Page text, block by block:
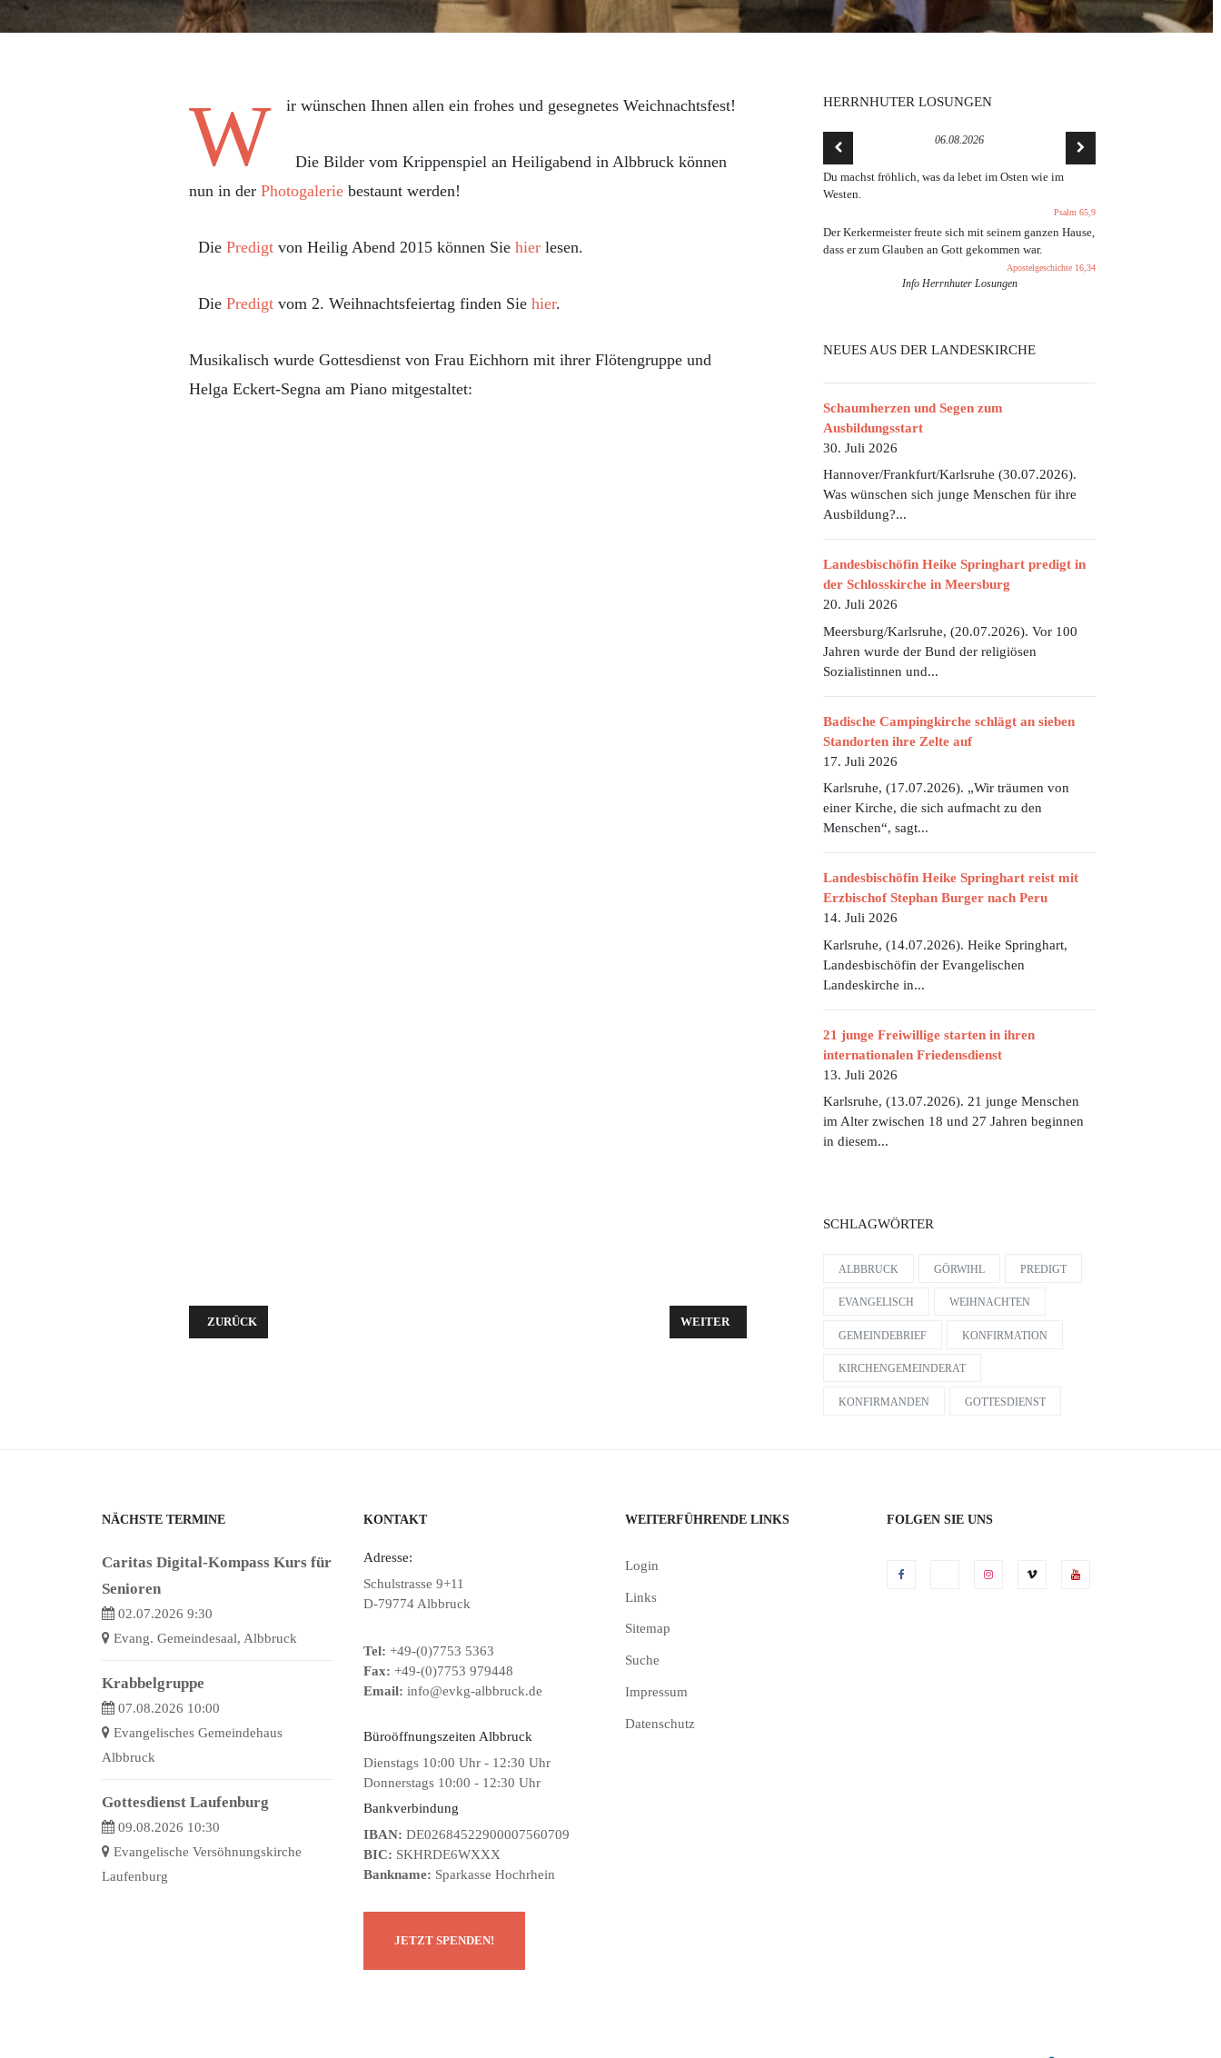
W ir wünschen Ihnen allen ein frohes und gesegnetes Weichnachtsfest!
Die Bilder vom Krippenspiel an Heiligabend in Albbruck können
nun in der Photogalerie bestaunt werden!
Die Predigt von Heilig Abend 2015 können Sie hier lesen.
Die Predigt vom 2. Weihnachtsfeiertag finden Sie hier.
Musikalisch wurde Gottesdienst von Frau Eichhorn mit ihrer Flötengruppe und
Helga Eckert-Segna am Piano mitgestaltet:
VORHERIGER BEITRAG: KINDERGOTTESDIENST IN GÖRWIHL AM 10. JANUAR 2016
ZURÜCK NÄCHSTER BEITRAG: BERICHT VOM FAMILIENGOTTESDIENST AM 2. ADVENTSSONNTAG
WEITER
HERRNHUTER LOSUNGEN
06.08.2026
Du machst fröhlich, was da lebet im Osten wie im
Westen.
Psalm 65,9
Der Kerkermeister freute sich mit seinem ganzen Hause,
dass er zum Glauben an Gott gekommen war.
Apostelgeschichte 16,34
Info Herrnhuter Losungen
NEUES AUS DER LANDESKIRCHE
Schaumherzen und Segen zum
Ausbildungsstart
30. Juli 2026
Hannover/Frankfurt/Karlsruhe (30.07.2026).
Was wünschen sich junge Menschen für ihre
Ausbildung?...
Landesbischöfin Heike Springhart predigt in
der Schlosskirche in Meersburg
20. Juli 2026
Meersburg/Karlsruhe, (20.07.2026). Vor 100
Jahren wurde der Bund der religiösen
Sozialistinnen und...
Badische Campingkirche schlägt an sieben
Standorten ihre Zelte auf
17. Juli 2026
Karlsruhe, (17.07.2026). „Wir träumen von
einer Kirche, die sich aufmacht zu den
Menschen“, sagt...
Landesbischöfin Heike Springhart reist mit
Erzbischof Stephan Burger nach Peru
14. Juli 2026
Karlsruhe, (14.07.2026). Heike Springhart,
Landesbischöfin der Evangelischen
Landeskirche in...
21 junge Freiwillige starten in ihren
internationalen Friedensdienst
13. Juli 2026
Karlsruhe, (13.07.2026). 21 junge Menschen
im Alter zwischen 18 und 27 Jahren beginnen
in diesem...
SCHLAGWÖRTER
ALBBRUCK GÖRWIHL PREDIGT
EVANGELISCH WEIHNACHTEN
GEMEINDEBRIEF KONFIRMATION
KIRCHENGEMEINDERAT
KONFIRMANDEN GOTTESDIENST
NÄCHSTE TERMINE
Caritas Digital-Kompass Kurs für
Senioren
02.07.2026 9:30
Evang. Gemeindesaal, Albbruck
Krabbelgruppe
07.08.2026 10:00
Evangelisches Gemeindehaus
Albbruck
Gottesdienst Laufenburg
09.08.2026 10:30
Evangelische Versöhnungskirche
Laufenburg
KONTAKT
Adresse:
Schulstrasse 9+11
D-79774 Albbruck
Tel: +49-(0)7753 5363
Fax: +49-(0)7753 979448
Email: info@evkg-albbruck.de
Büroöffnungszeiten Albbruck
Dienstags 10:00 Uhr - 12:30 Uhr
Donnerstags 10:00 - 12:30 Uhr
Bankverbindung
IBAN: DE02684522900007560709
BIC: SKHRDE6WXXX
Bankname: Sparkasse Hochrhein
WEITERFÜHRENDE LINKS
Login
Links
Sitemap
Suche
Impressum
Datenschutz
FOLGEN SIE UNS